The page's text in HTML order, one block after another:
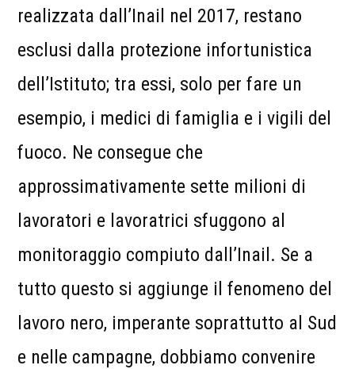
realizzata dall’Inail nel 2017, restano
esclusi dalla protezione infortunistica
dell’Istituto; tra essi, solo per fare un
esempio, i medici di famiglia e i vigili del
fuoco. Ne consegue che
approssimativamente sette milioni di
lavoratori e lavoratrici sfuggono al
monitoraggio compiuto dall’Inail. Se a
tutto questo si aggiunge il fenomeno del
lavoro nero, imperante soprattutto al Sud
e nelle campagne, dobbiamo convenire